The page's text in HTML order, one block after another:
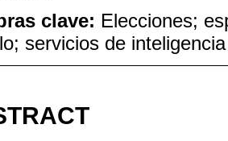
clave: Elecciones;
servicios de inteligencia